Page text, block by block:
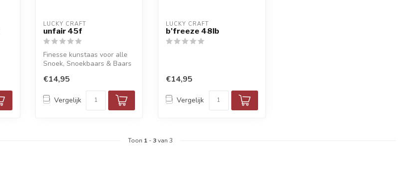
LUCKY CRAFT
unfair 45f
Finesse kunstaas voor alle
Snoek, Snoekbaars & Baars
€14,95
Vergelijk
LUCKY CRAFT
b'freeze 48lb
€14,95
Vergelijk
Toon 1 -3van 3